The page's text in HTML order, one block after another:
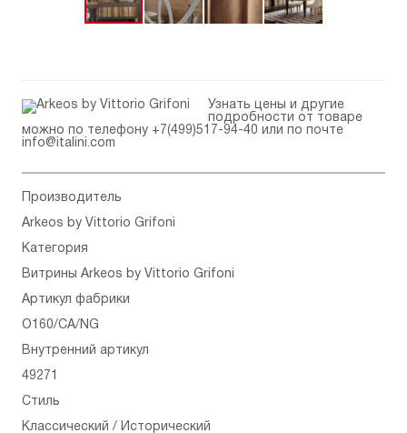
Узнать цены и другие
подробности от товаре
можно по телефону +7(499)517-94-40 или по почте
info@italini.com
Производитель
Arkeos by Vittorio Grifoni
Категория
Витрины Arkeos by Vittorio Grifoni
Артикул фабрики
O160/CA/NG
Внутренний артикул
49271
Стиль
Классический / Исторический